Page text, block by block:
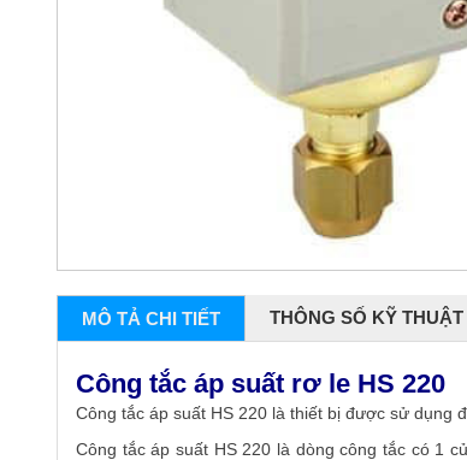
MÔ TẢ CHI TIẾT THÔNG SỐ KỸ THUẬT
Công tắc áp suất rơ le HS 220
Công tắc áp suất HS 220 là thiết bị được sử dụng
Công tắc áp suất HS 220 là dòng công tắc có 1